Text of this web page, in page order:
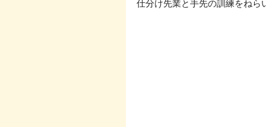
仕分け先業と手先の訓練をねら